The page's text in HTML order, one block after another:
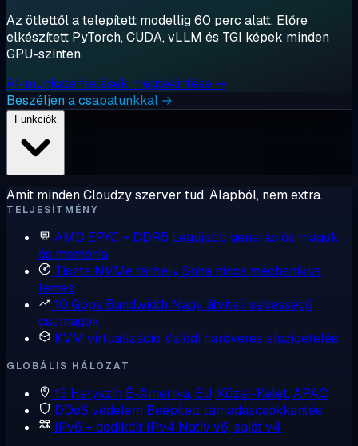
Az ötlettől a telepített modellig 60 perc alatt. Előre
elkészített PyTorch, CUDA, vLLM és TGI képek minden
GPU-szinten.
AI-munkaterhelések megtekintése →
Beszéljen a csapatunkkal →
Amit minden Cloudzy szerver tud. Alapból, nem extra.
TELJESÍTMÉNY
AMD EPYC + DDR5 Legújabb generációs magok
és memória
Tiszta NVMe tárhelySoha nincs mechanikus
lemez
10 Gbps Bandwidth Nagy átviteli sebességű
csomagok
KVM virtualizáció Valódi hardveres elszigetelés
GLOBÁLIS HÁLÓZAT
13 Helyszín É-Amerika, EU, Közel-Kelet, APAC
DDoS védelem Beépített támadáscsökkentés
IPv6 + dedikált IPv4 Natív v6, saját v4